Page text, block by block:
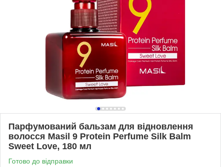
Парфумований бальзам для відновлення
волосся Masil 9 Protein Perfume Silk Balm
Sweet Love, 180 мл
Готово до відправки